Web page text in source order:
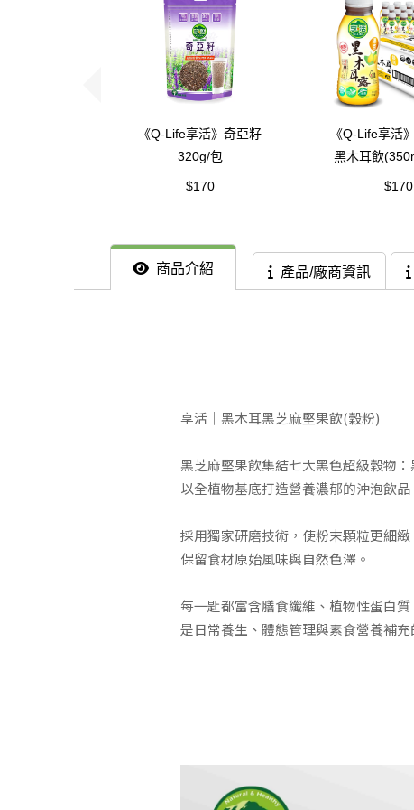
《Q-Life享活》奇亞籽
320g/包
$170
《Q-Life享活
黑木耳飲
箱)
$170
商品介紹 產品/廠商資訊
享活｜黑木耳黑芝麻堅果飲(穀粉)
黑芝麻堅果飲集結七大黑色超級穀物
以全植物基底打造營養濃郁的沖泡飲品
採用獨家研磨技術，使粉末顆粒更細
保留食材原始風味與自然色澤。
每一匙都富含膳食纖維、植物性蛋白
是日常養生、體態管理與素食營養補充